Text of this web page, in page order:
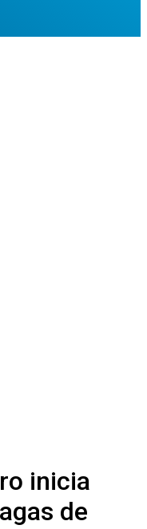
inicia
de